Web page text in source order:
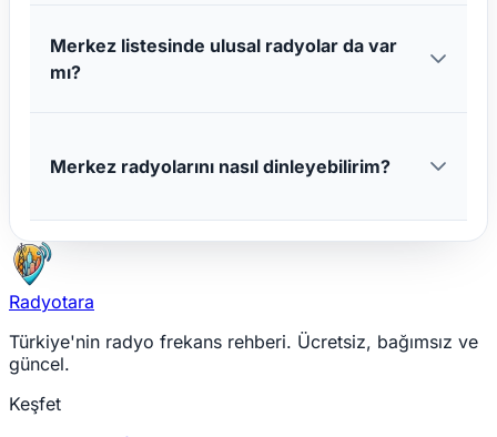
Merkez listesinde ulusal radyolar da var
mı?
Merkez radyolarını nasıl dinleyebilirim?
Radyotara
Türkiye'nin radyo frekans rehberi. Ücretsiz, bağımsız ve
güncel.
Keşfet